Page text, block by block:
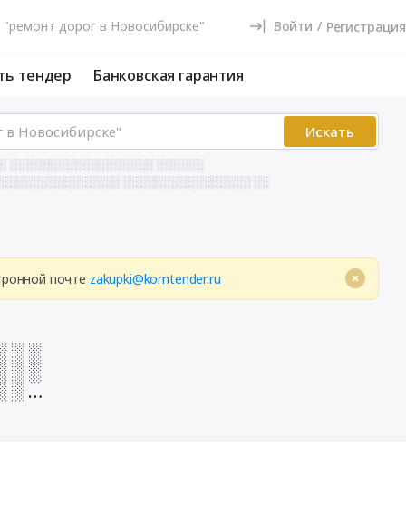
Войти / Регистрация
тендер Банковская гарантия
Искать
░░░░░░░░░░░░░░░░░░ ░░░░░░
░░░░░░░░░░░░░░░░ ░░
почте zakupki@komtender.ru
░ ░
░ ░
░ ░
░
░